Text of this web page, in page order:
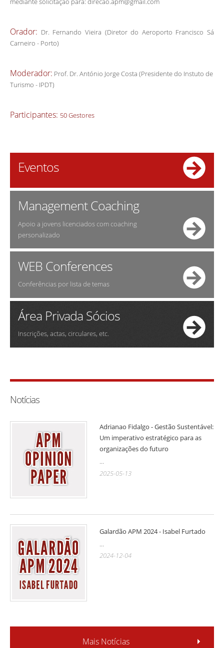
Orador: Dr. Fernando Vieira (Diretor do Aeroporto Francisco Sá
Carneiro - Porto)
Moderador: Prof. Dr. António Jorge Costa (Presidente do Instuto de
Turismo - IPDT)
Participantes: 50 Gestores
Eventos
Management Coaching
Apoio a jovens licenciados com coaching
personalizado
WEB Conferences
Conferências por lista de temas
Área Privada Sócios
Inscrições, actas, circulares, etc.
Notícias
Adrianao Fidalgo - Gestão Sustentável:
Um imperativo estratégico para as
organizações do futuro
...
2025-05-13
Galardão APM 2024 - Isabel Furtado
...
2024-12-04
Mais Notícias